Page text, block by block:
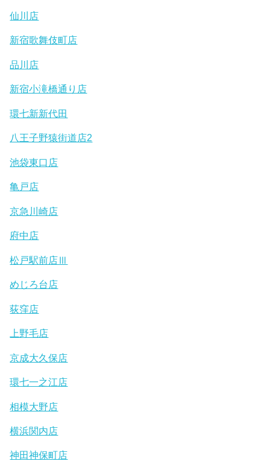
仙川店
新宿歌舞伎町店
品川店
新宿小滝橋通り店
環七新新代田
八王子野猿街道店2
池袋東口店
亀戸店
京急川崎店
府中店
松戸駅前店Ⅲ
めじろ台店
荻窪店
上野毛店
京成大久保店
環七一之江店
相模大野店
横浜関内店
神田神保町店